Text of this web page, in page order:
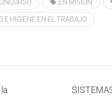
EN MISIÓN
E HIGIENE EN EL TRABAJO